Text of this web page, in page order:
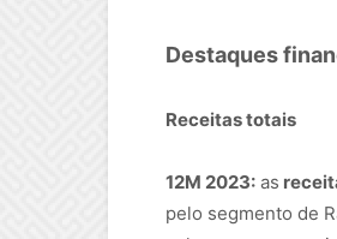
Destaques
Receitas totais
12M 2023: as
pelo segmento de